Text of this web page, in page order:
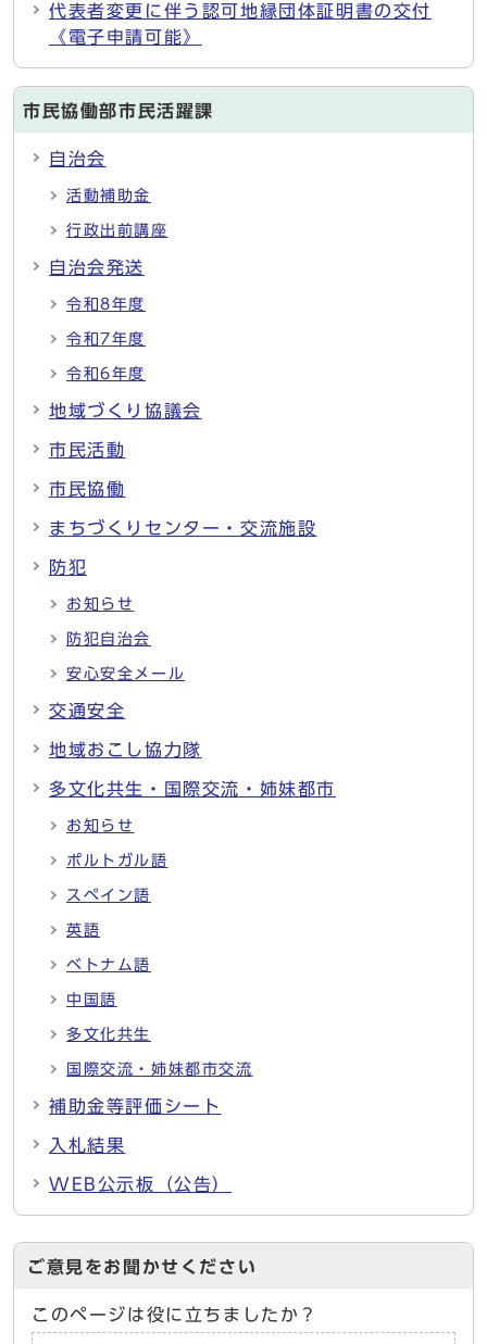
代表者変更に伴う認可地縁団体証明書の交付
《電子申請可能》
市民協働部市民活躍課
自治会
活動補助金
行政出前講座
自治会発送
令和8年度
令和7年度
令和6年度
地域づくり協議会
市民活動
市民協働
まちづくりセンター・交流施設
防犯
お知らせ
防犯自治会
安心安全メール
交通安全
地域おこし協力隊
多文化共生・国際交流・姉妹都市
お知らせ
ポルトガル語
スペイン語
英語
ベトナム語
中国語
多文化共生
国際交流・姉妹都市交流
補助金等評価シート
入札結果
WEB公示板（公告）
ご意見をお聞かせください
このページは役に立ちましたか？